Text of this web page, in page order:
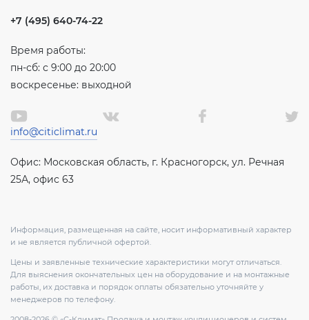
+7 (495) 640-74-22
Время работы:
пн-сб: с 9:00 до 20:00
воскресенье: выходной
info@citiclimat.ru
Офис: Московская область, г. Красногорск, ул. Речная
25А, офис 63
Информация, размещенная на сайте, носит информативный характер
и не является публичной офертой.
Цены и заявленные технические характеристики могут отличаться.
Для выяснения окончательных цен на оборудование и на монтажные
работы, их доставка и порядок оплаты обязательно уточняйте у
менеджеров по телефону.